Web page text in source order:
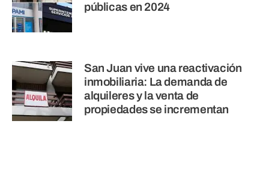
públicas en 2024
San Juan vive una reactivación
inmobiliaria: La demanda de
alquileres y la venta de
propiedades se incrementan